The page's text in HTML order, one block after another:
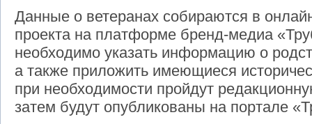
Данные о ветеранах собираются в
проекта на платформе бренд-медиа
необходимо указать информацию о
а также приложить имеющиеся
при необходимости пройдут
затем будут опубликованы на портале